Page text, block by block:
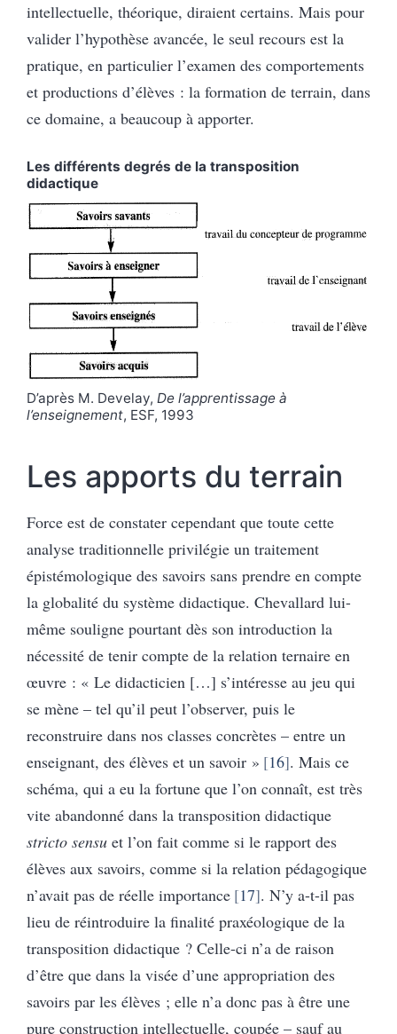
intellectuelle, théorique, diraient certains. Mais pour
valider l’hypothèse avancée, le seul recours est la
pratique, en particulier l’examen des comportements
et productions d’élèves : la formation de terrain, dans
ce domaine, a beaucoup à apporter.
Les différents degrés de la transposition
didactique
D’après M. Develay, De l’apprentissage à
l’enseignement, ESF, 1993
Les apports du terrain
Force est de constater cependant que toute cette
analyse traditionnelle privilégie un traitement
épistémologique des savoirs sans prendre en compte
la globalité du système didactique. Chevallard lui-
même souligne pourtant dès son introduction la
nécessité de tenir compte de la relation ternaire en
œuvre : « Le didacticien […] s’intéresse au jeu qui
se mène – tel qu’il peut l’observer, puis le
reconstruire dans nos classes concrètes – entre un
enseignant, des élèves et un savoir » 16 . Mais ce
schéma, qui a eu la fortune que l’on connaît, est très
vite abandonné dans la transposition didactique
stricto sensu et l’on fait comme si le rapport des
élèves aux savoirs, comme si la relation pédagogique
n’avait pas de réelle importance 17 . N’y a-t-il pas
lieu de réintroduire la finalité praxéologique de la
transposition didactique ? Celle-ci n’a de raison
d’être que dans la visée d’une appropriation des
savoirs par les élèves ; elle n’a donc pas à être une
pure construction intellectuelle, coupée – sauf au